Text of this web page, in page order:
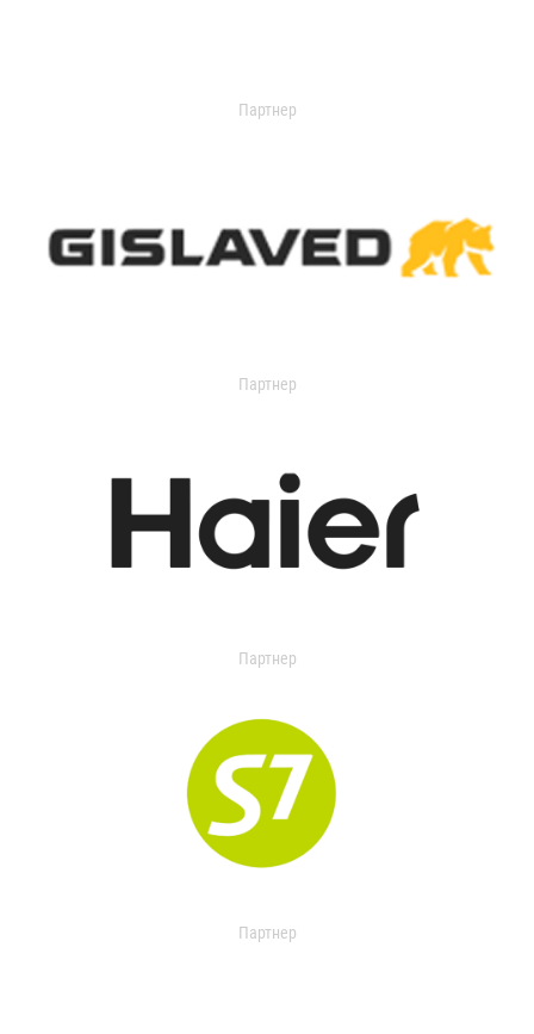
Партнер
Партнер
Партнер
Партнер